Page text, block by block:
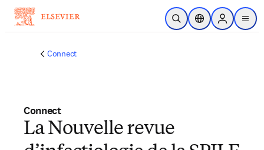
Passer au contenu principal
Ouvrir la recherche
Sélecteur de
Sign in to
menu
Connect
Connect
La Nouvelle revue